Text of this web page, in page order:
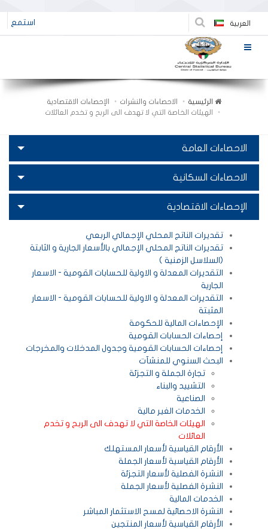
العربية استمع
الرئيسية الاحصاءات والنشرات
الإحصاءات الاقتصادية
الهيئات الخاصة التي لا تهدف الى الربح و تخدم العائلات
الاحصاءات العامة
الاحصاءات السكانية
الإحصاءات الاقتصادية
تقديرات الناتج المحلي الإجمالي الربعي
تقديرات الناتج المحلي الإجمالي بالأسعار الجارية و الثابتة
(السلاسل الزمنية )
التقديرات المعدلة و الاولية للحسابات القومية - الاسعار
الجارية
التقديرات المعدلة و الاولية للحسابات القومية - الاسعار
المثبتة
الإحصاءات المالية للحكومة
إحصاءات الحسابات القومية
إحصاءات الحسابات القومية وجدول المدخلات والمخرجات
البحث السنوي للمنشآت
تجارة الجملة و التجزئة
التشييد والبناء
الصناعية
الخدمات الغير مالية
الهيئات الخاصة التي لا تهدف الى الربح و تخدم
العائلات
الأرقام القياسية لأسعار المستهلك
الأرقام القياسية لأسعار الجملة
النشرة الفصلية لأسعار التجزئة
النشرة الفصلية لأسعار الجملة
الخدمات المالية
النشرة الاحصائية لمسح الاستثمار المباشر
الأرقام القياسية لأسعار المنتجين